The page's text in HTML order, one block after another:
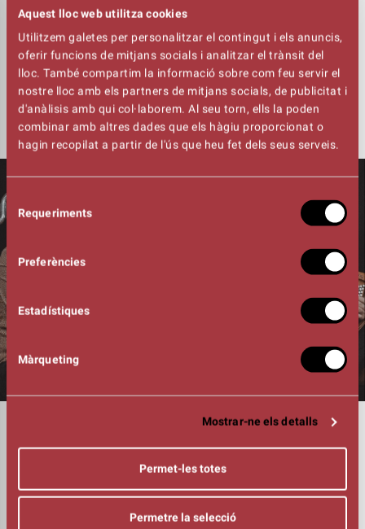
Aquest lloc web utilitza cookies
Utilitzem galetes per personalitzar el contingut i els anuncis,
oferir funcions de mitjans socials i analitzar el trànsit del
lloc. També compartim la informació sobre com feu servir el
nostre lloc amb els partners de mitjans socials, de publicitat i
d'anàlisis amb qui col·laborem. Al seu torn, ells la poden
combinar amb altres dades que els hàgiu proporcionat o
hagin recopilat a partir de l'ús que heu fet dels seus serveis.
Selecció
de Requeriments
Preferències
Estadístiques
Màrqueting
Mostrar-ne els detalls
Permet-les totes
Permetre la selecció
nostres avis.
*En aquest concert la sala es disposarà en un format que
farà compatible escoltar el concert amb comoditat i
disposar d’un espai per als balladors.
ACORDIÓ, BOMBO I PLATS
FLABIOL I PERCUSSIONS